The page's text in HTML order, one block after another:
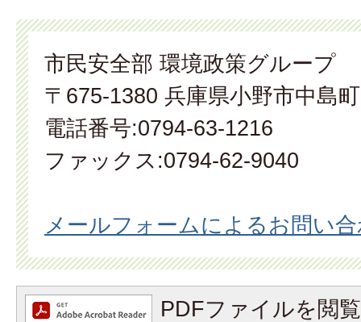
市民安全部 環境政策グループ
〒675-1380 兵庫県小野市中島
電話番号:0794-63-1216
ファックス:0794-62-9040
メールフォームによるお問い
PDFファイルを閲